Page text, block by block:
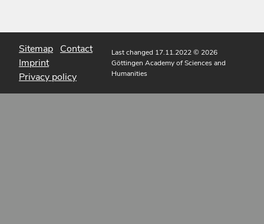
Sitemap Contact
Imprint
Privacy policy
Last changed 17.11.2022© 2026
Göttingen Academy of Sciences and
Humanities